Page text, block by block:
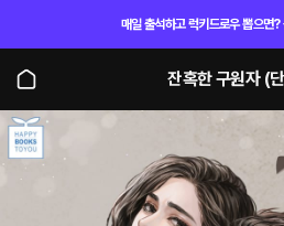
매일 출석하고 럭키드로우 뽑으면
잔혹한 구원자 (